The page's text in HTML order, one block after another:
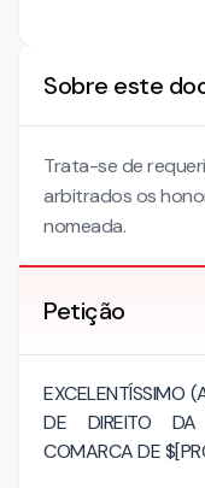
Sobre este
Trata-se de
arbitrados os
nomeada.
Petição
EXCELENTÍSSIMO
DE DIREITO DA
COMARCA DE